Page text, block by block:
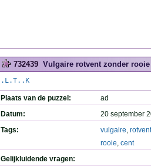
732439 Vulgaire rotvent zonder rooie
.L.T..K
Plaats van de puzzel:
ad
Datum:
20 september
Tags:
vulgaire, rotvent
rooie, cent
Gelijkluidende vragen: